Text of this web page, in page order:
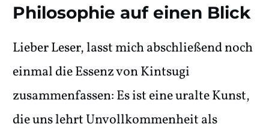
Philosophie auf einen Blick
Lieber Leser, lasst mich abschließend noch
einmal die Essenz von Kintsugi
zusammenfassen: Es ist eine uralte Kunst,
die uns lehrt Unvollkommenheit als